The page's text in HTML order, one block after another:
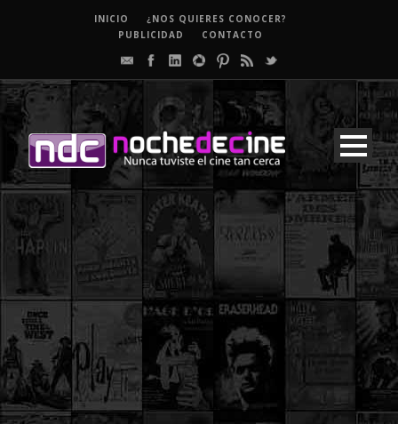
INICIO
¿NOS QUIERES CONOCER?
PUBLICIDAD
CONTACTO